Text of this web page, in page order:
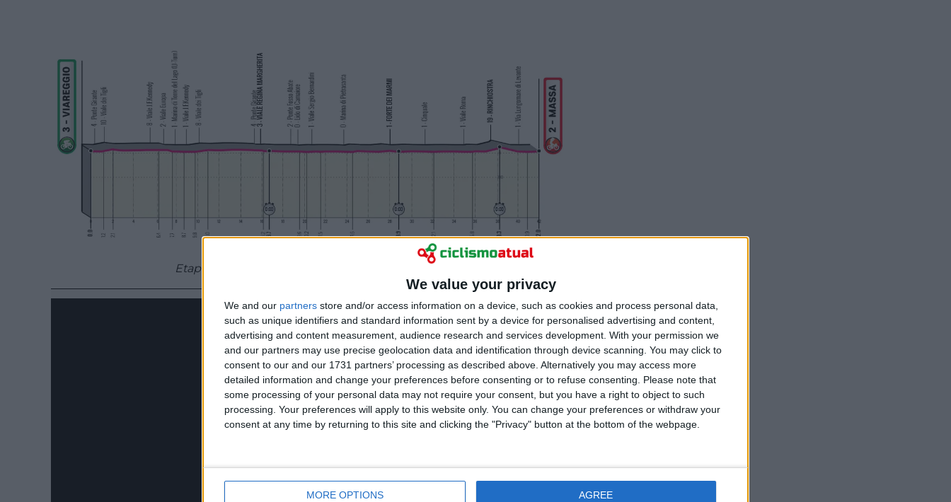
We value your privacy
We and our partners store and/or access information on a device, such as cookies and process personal data,
such as unique identifiers and standard information sent by a device for personalised advertising and content,
advertising and content measurement, audience research and services development. With your permission we
and our partners may use precise geolocation data and identification through device scanning. You may click to
consent to our and our 1731 partners’ processing as described above. Alternatively you may access more
detailed information and change your preferences before consenting or to refuse consenting.
Please note that
some processing of your personal data may not require your consent, but you have a right to object to such
processing. Your preferences will apply to this website only. You can change your preferences or withdraw your
consent at any time by returning to this site and clicking the "Privacy" button at the bottom of the webpage.
MORE OPTIONS AGREE
Etapa 10 (CRI): Viareggio - Massa, 42 quilómetros